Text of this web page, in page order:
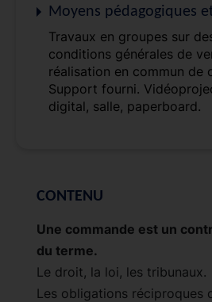
Moyens pédagogiques
Travaux en groupes sur
conditions générales de
réalisation en commun de
Support fourni.
digital, salle, paperboard.
CONTENU
Une commande est un
du terme.
Le droit, la loi, les tribunaux.
Les obligations réciproques